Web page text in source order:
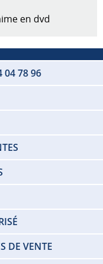
en dvd
04 78 96
DE VENTE